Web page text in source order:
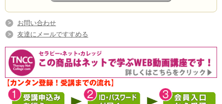
お問い合わせ
友達にメールですすめる